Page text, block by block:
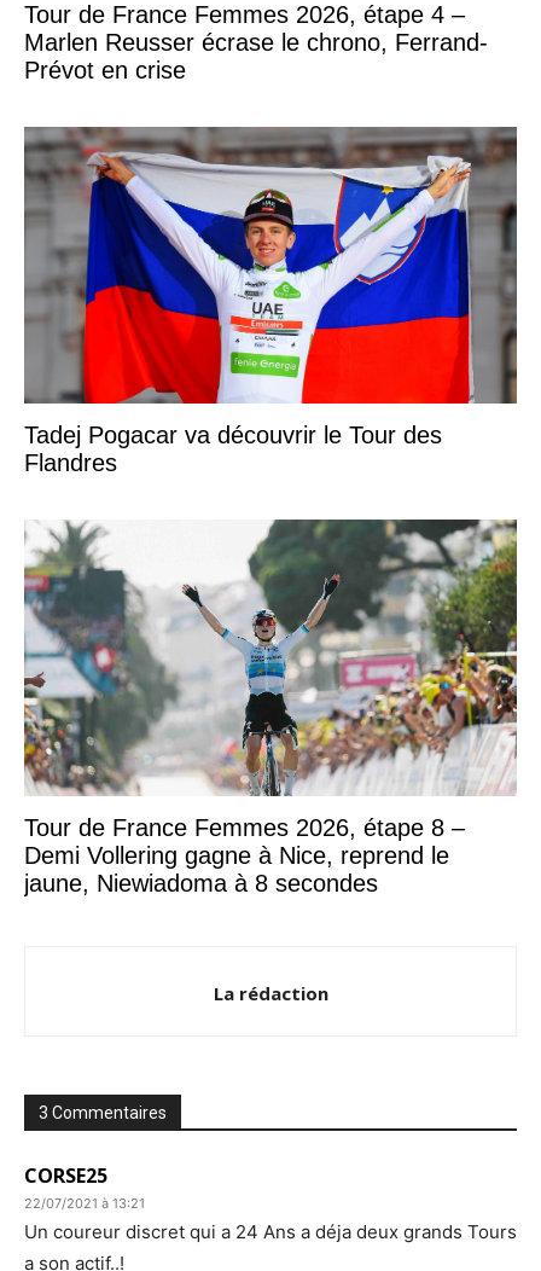
Tour de France Femmes 2026, étape 4 –
Marlen Reusser écrase le chrono, Ferrand-
Prévot en crise
Tadej Pogacar va découvrir le Tour des
Flandres
Tour de France Femmes 2026, étape 8 –
Demi Vollering gagne à Nice, reprend le
jaune, Niewiadoma à 8 secondes
La rédaction
3 Commentaires
CORSE25
22/07/2021 à 13:21
Un coureur discret qui a 24 Ans a déja deux grands Tours
a son actif..!